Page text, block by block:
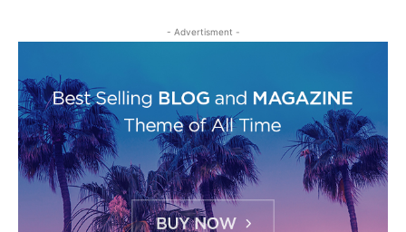
- Advertisment -